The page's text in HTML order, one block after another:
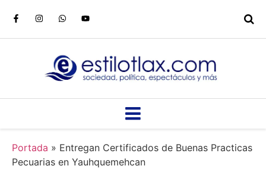
Portada » Entregan Certificados de Buenas Practicas
Pecuarias en Yauhquemehcan